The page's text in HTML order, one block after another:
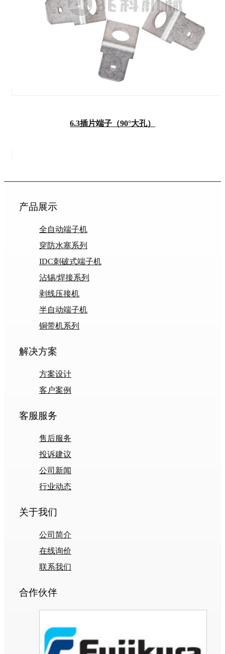
6.3插片端子（90°大孔）
产品展示
全自动端子机
穿防水塞系列
IDC刺破式端子机
沾锡/焊接系列
剥线压接机
半自动端子机
铜带机系列
解决方案
方案设计
客户案例
客服服务
售后服务
投诉建议
公司新闻
行业动态
关于我们
公司简介
在线询价
联系我们
合作伙伴